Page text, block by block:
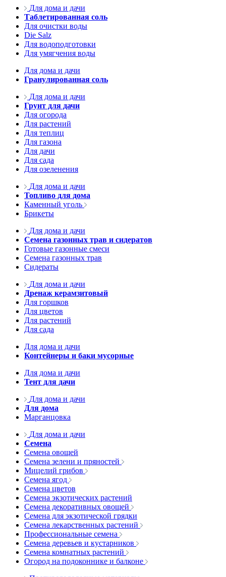
Для дома и дачи
Таблетированная соль
Для очистки воды
Die Salz
Для водоподготовки
Для умягчения воды
Для дома и дачи
Гранулированная соль
Для дома и дачи
Грунт для дачи
Для огорода
Для растений
Для теплиц
Для газона
Для дачи
Для сада
Для озеленения
Для дома и дачи
Топливо для дома
Каменный уголь
Брикеты
Для дома и дачи
Семена газонных трав и сидератов
Готовые газонные смеси
Семена газонных трав
Сидераты
Для дома и дачи
Дренаж керамзитовый
Для горшков
Для цветов
Для растений
Для сада
Для дома и дачи
Контейнеры и баки мусорные
Для дома и дачи
Тент для дачи
Для дома и дачи
Для дома
Марганцовка
Для дома и дачи
Семена
Семена овощей
Семена зелени и пряностей
Мицелий грибов
Семена ягод
Семена цветов
Семена экзотических растений
Семена декоративных овощей
Семена для экзотической грядки
Семена лекарственных растений
Профессиональные семена
Семена деревьев и кустарников
Семена комнатных растений
Огород на подоконнике и балконе